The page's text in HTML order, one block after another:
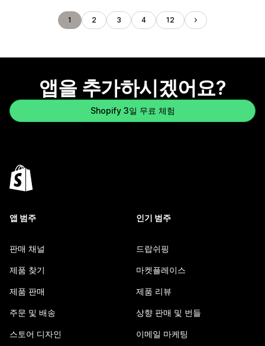
1 2 3 4 12
앱을 추가하시겠어요?
Shopify 3일 무료 체험
앱 범주
판매 채널
제품 찾기
제품 판매
주문 및 배송
스토어 디자인
인기 범주
드랍쉬핑
마켓플레이스
제품 리뷰
상향 판매 및 번들
이메일 마케팅